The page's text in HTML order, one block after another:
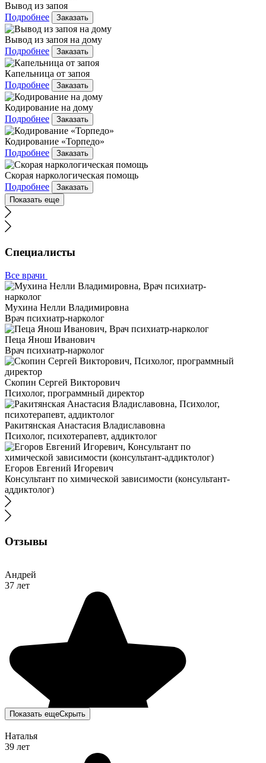
Вывод из запоя
Подробнее
Заказать
Вывод из запоя на дому
Подробнее
Заказать
Капельница от запоя
Подробнее
Заказать
Кодирование на дому
Подробнее
Заказать
Кодирование «Торпедо»
Подробнее
Заказать
Скорая наркологическая помощь
Подробнее
Заказать
Показать еще
Специалисты
Все врачи
Мухина Нелли Владимировна
Врач психиатр-нарколог
Пеца Янош Иванович
Врач психиатр-нарколог
Скопин Сергей Викторович
Психолог, программный директор
Ракитянская Анастасия Владиславовна
Психолог, психотерапевт, аддиктолог
Егоров Евгений Игоревич
Консультант по химической зависимости (консультант-
аддиктолог)
Отзывы
Андрей
37 лет
Показать ещеСкрыть
Наталья
39 лет